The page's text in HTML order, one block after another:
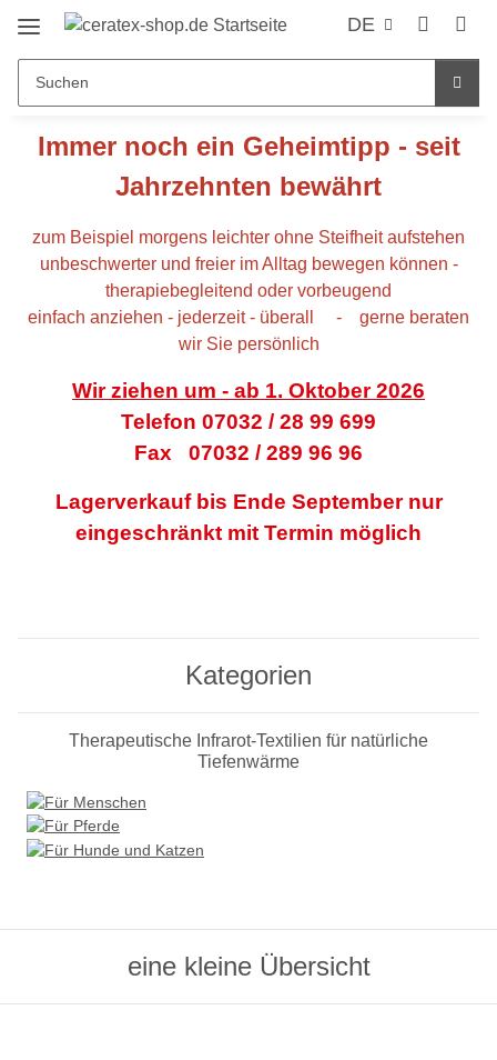
DE
Immer noch ein Geheimtipp - seit
Jahrzehnten bewährt
zum Beispiel morgens leichter ohne Steifheit aufstehen
unbeschwerter und freier im Alltag bewegen können -
therapiebegleitend oder vorbeugend
einfach anziehen - jederzeit - überall - gerne beraten
wir Sie persönlich
Wir ziehen um - ab 1. Oktober 2026
Telefon 07032 / 28 99 699
Fax 07032 / 289 96 96
Lagerverkauf bis Ende September nur
eingeschränkt mit Termin möglich
Kategorien
Therapeutische Infrarot-Textilien für natürliche
Tiefenwärme
eine kleine Übersicht